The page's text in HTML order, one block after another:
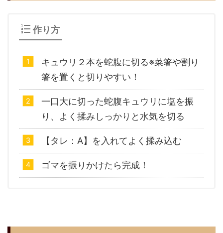
作り方
キュウリ２本を蛇腹に切る※菜箸や割り
箸を置くと切りやすい！
一口大に切った蛇腹キュウリに塩を振
り、よく揉みしっかりと水気を切る
【タレ：A】を入れてよく揉み込む
ゴマを振りかけたら完成！